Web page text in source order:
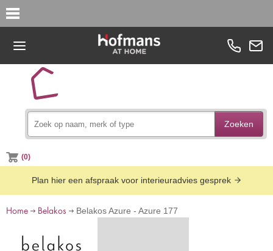
Zoeken
(0)
Plan hier een afspraak voor interieuradvies gesprek
Home Belakos Belakos Azure - Azure 177